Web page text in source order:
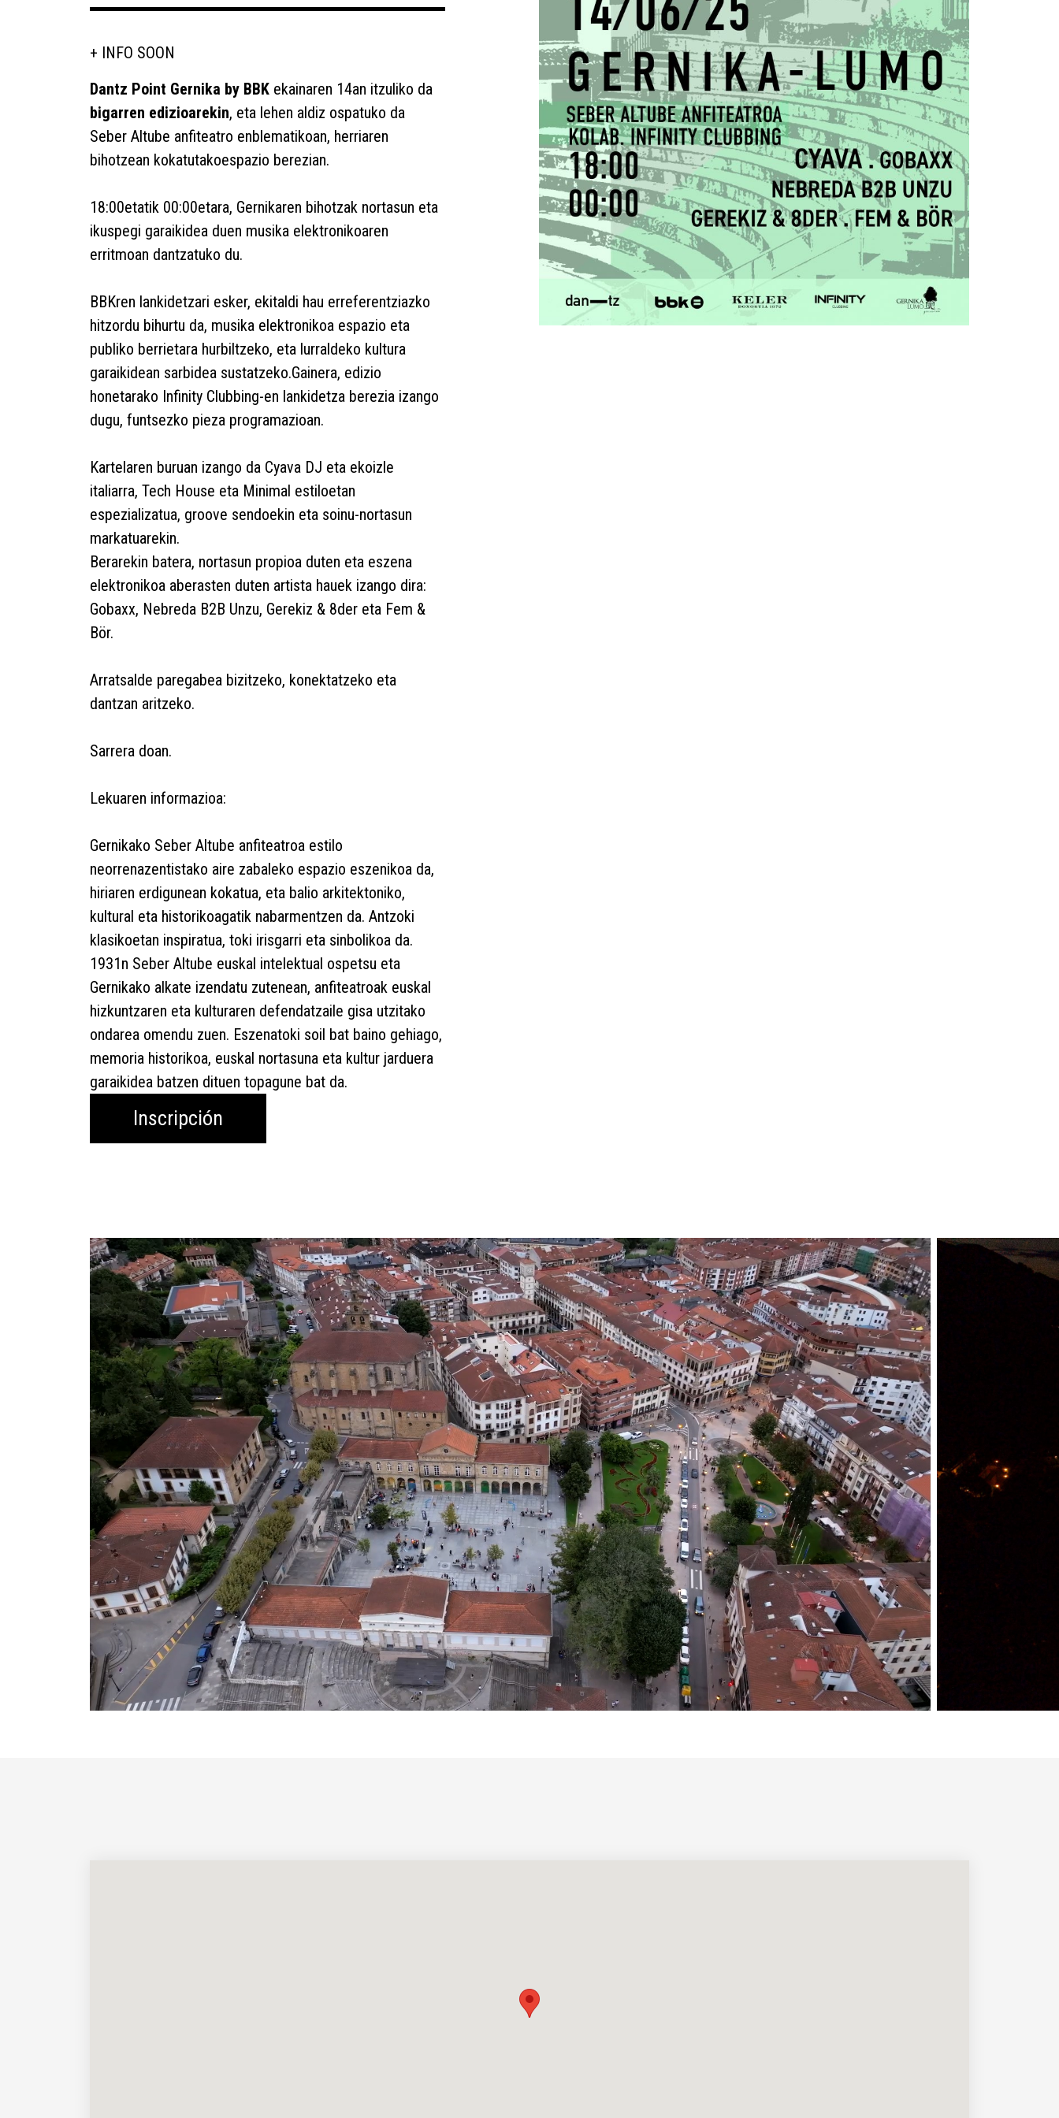
+ INFO SOON
Dantz Point Gernika by BBK ekainaren 14an itzuliko da
bigarren edizioarekin, eta lehen aldiz ospatuko da
Seber Altube anfiteatro enblematikoan, herriaren
bihotzean kokatutakoespazio berezian.
18:00etatik 00:00etara, Gernikaren bihotzak nortasun eta
ikuspegi garaikidea duen musika elektronikoaren
erritmoan dantzatuko du.
BBKren lankidetzari esker, ekitaldi hau erreferentziazko
hitzordu bihurtu da, musika elektronikoa espazio eta
publiko berrietara hurbiltzeko, eta lurraldeko kultura
garaikidean sarbidea sustatzeko.Gainera, edizio
honetarako Infinity Clubbing-en lankidetza berezia izango
dugu, funtsezko pieza programazioan.
Kartelaren buruan izango da Cyava DJ eta ekoizle
italiarra, Tech House eta Minimal estiloetan
espezializatua, groove sendoekin eta soinu-nortasun
markatuarekin.
Berarekin batera, nortasun propioa duten eta eszena
elektronikoa aberasten duten artista hauek izango dira:
Gobaxx, Nebreda B2B Unzu, Gerekiz & 8der eta Fem &
Bör.
Arratsalde paregabea bizitzeko, konektatzeko eta
dantzan aritzeko.
Sarrera doan.
Lekuaren informazioa:
Gernikako Seber Altube anfiteatroa estilo
neorrenazentistako aire zabaleko espazio eszenikoa da,
hiriaren erdigunean kokatua, eta balio arkitektoniko,
kultural eta historikoagatik nabarmentzen da. Antzoki
klasikoetan inspiratua, toki irisgarri eta sinbolikoa da.
1931n Seber Altube euskal intelektual ospetsu eta
Gernikako alkate izendatu zutenean, anfiteatroak euskal
hizkuntzaren eta kulturaren defendatzaile gisa utzitako
ondarea omendu zuen. Eszenatoki soil bat baino gehiago,
memoria historikoa, euskal nortasuna eta kultur jarduera
garaikidea batzen dituen topagune bat da.
Inscripción